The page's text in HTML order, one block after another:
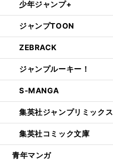
少年ジャンプ+
ジャンプTOON
ZEBRACK
ジャンプルーキー！
S-MANGA
集英社ジャンプリミックス
集英社コミック文庫
青年マンガ